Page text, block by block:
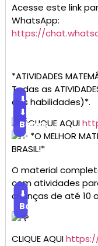
Acesse este link
WhatsApp:
https://
*ATIVIDADES
Todas as
das habilidades)*.
⬇
Baixar
CLIQUE AQUI
⬇
Baixar
*O MELHOR
BRASIL!*
O material
com atividades
crianças de até 10
⬇
Baixar
CLIQUE AQUI